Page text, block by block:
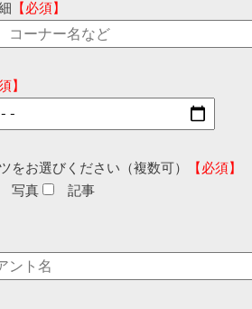
【必須】
】
をお選びください（複数可）
【必須】
写真 記事